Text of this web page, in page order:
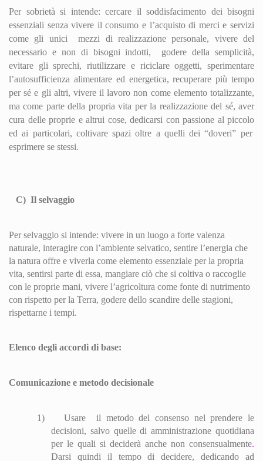
Per sobrietà si intende: cercare il soddisfacimento dei bisogni
essenziali senza vivere il consumo e l’acquisto di merci e servizi
come gli unici
mezzi di realizzazione personale, vivere del
necessario e non di bisogni indotti,
godere della semplicità,
evitare gli sprechi, riutilizzare e riciclare oggetti, sperimentare
l’autosufficienza alimentare ed energetica, recuperare più tempo
per sé e gli altri, vivere il lavoro non come elemento totalizzante,
ma come parte della propria vita per la realizzazione del sé, aver
cura delle proprie e altrui cose, dedicarsi con passione al piccolo
ed ai particolari, coltivare spazi oltre a quelli dei “doveri” per
esprimere se stessi.
C) Il selvaggio
Per selvaggio si intende: vivere in un luogo a forte valenza
naturale, interagire con l’ambiente selvatico, sentire l’energia che
la natura offre e viverla come elemento essenziale per la propria
vita, sentirsi parte di essa, mangiare ciò che si coltiva o raccoglie
con le proprie mani, vivere l’agricoltura come fonte di nutrimento
con rispetto per la Terra, godere dello scandire delle stagioni,
rispettarne i tempi.
Elenco degli accordi di base:
Comunicazione e metodo decisionale
1) Usare
il metodo del consenso nel prendere le
decisioni, salvo quelle di amministrazione quotidiana
per le quali si deciderà anche non consensualmente.
Darsi quindi il tempo di decidere, dedicando ad